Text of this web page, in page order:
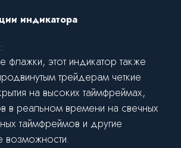
индикатора
флажки, этот индикатор также
трейдерам четкие
на высоких таймфреймах,
в реальном времени на свечных
таймфреймов и другие
возможности.